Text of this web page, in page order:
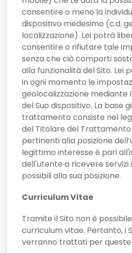
consentire o meno la
dispositivo medesimo (c.d.
localizzazione). Lei potrà
consentire o rifiutare tale
senza che ciò comporti
alla funzionalità del Sito. Lei
in ogni momento le
geolocalizzazione mediante
del Suo dispositivo. La base
trattamento consiste nel
del Titolare del
pertinenti alla posizione
legittimo interesse è pari
dell'utente a ricevere servizi
possibili alla sua posizione.
Curriculum Vitae
Tramite il Sito non è
curriculum vitae. Pertanto, i
verranno trattati per queste